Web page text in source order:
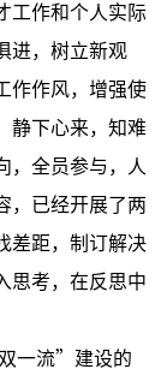
工作和个人实际
进，树立新观
作作风，增强使
静下心来，知难
，全员参与，人
，已经开展了两
差距，制订解决
思考，在反思中
一流”建设的